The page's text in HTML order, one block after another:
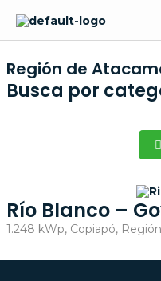
content
Región de
Busca por
Río Blanco –
1.248 kWp, Copiapó,